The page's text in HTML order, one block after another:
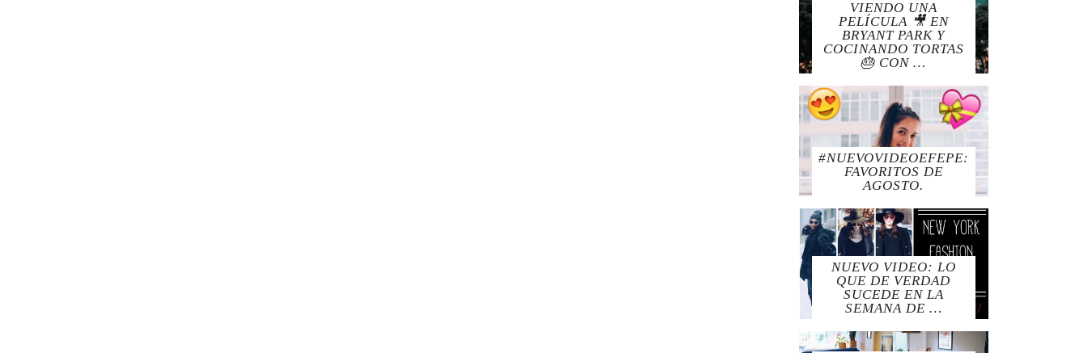
VIENDO UNA
PELÍCULA 🎥 EN
BRYANT PARK Y
COCINANDO TORTAS
🎂 CON …
#NUEVOVIDEOEFEPE:
FAVORITOS DE
AGOSTO.
NUEVO VIDEO: LO
QUE DE VERDAD
SUCEDE EN LA
SEMANA DE …